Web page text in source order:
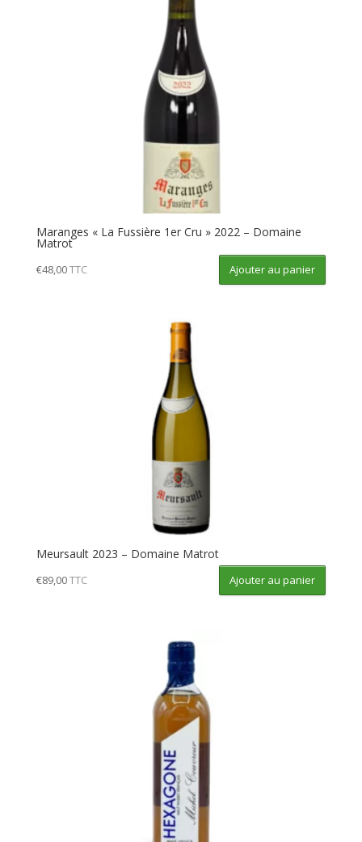
Maranges « La Fussière 1er Cru » 2022 – Domaine
Matrot
€48,00TTC Ajouter au panier
Meursault 2023 – Domaine Matrot
€89,00TTC Ajouter au panier